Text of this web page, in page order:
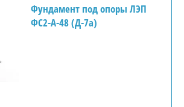
Фундамент под опоры ЛЭП
ФС2-А-48 (Д-7а)